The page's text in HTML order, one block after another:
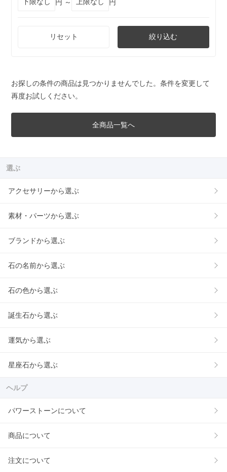
円 ～
円
リセット 絞り込む
お探しの条件の商品は見つかりませんでした。条件を変更して
再度お試しください。
全商品一覧へ
選ぶ
アクセサリーから選ぶ
素材・パーツから選ぶ
ブランドから選ぶ
石の名前から選ぶ
石の色から選ぶ
誕生石から選ぶ
運気から選ぶ
星座石から選ぶ
ヘルプ
パワーストーンについて
商品について
注文について